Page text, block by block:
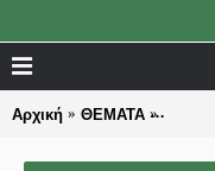
Αρχική ΘΕΜΑΤΑ